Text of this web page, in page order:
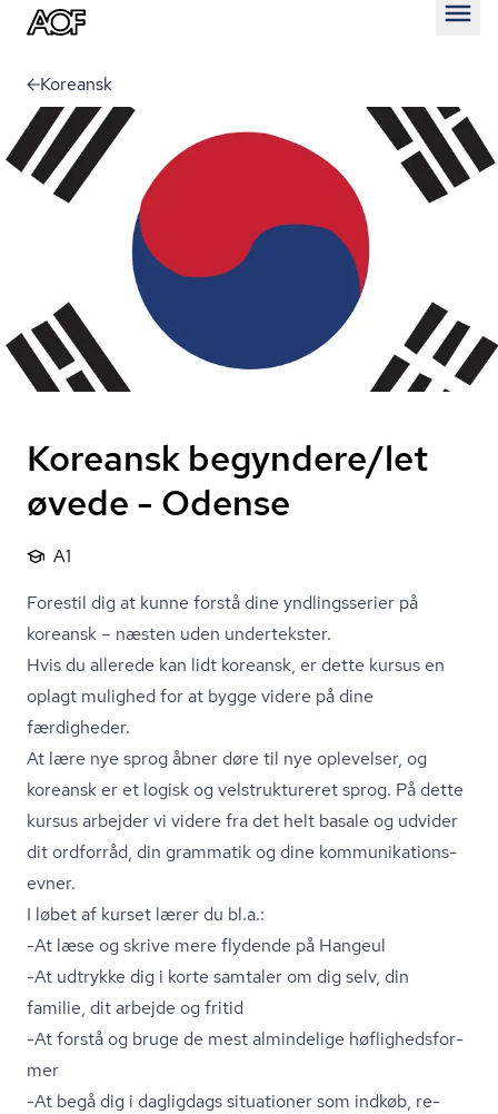
Koreansk
Koreansk begyndere/let
øvede - Odense
A1
Forestil dig at kunne forstå dine yndlingsserier på
koreansk – næsten uden undertekster.
Hvis du allerede kan lidt koreansk, er dette kursus en
oplagt mulighed for at bygge videre på dine
færdigheder.
At lære nye sprog åbner døre til nye oplevelser, og
koreansk er et logisk og vel­struk­tu­re­ret sprog. På dette
kursus arbejder vi videre fra det helt basale og udvider
dit ordforråd, din grammatik og dine kom­mu­ni­ka­tions­
ev­ner.
I løbet af kurset lærer du bl.a.:
-At læse og skrive mere flydende på Hangeul
-At udtrykke dig i korte samtaler om dig selv, din
familie, dit arbejde og fritid
-At forstå og bruge de mest almindelige hø­flig­heds­for­
mer
-At begå dig i dagligdags situationer som indkøb, re­